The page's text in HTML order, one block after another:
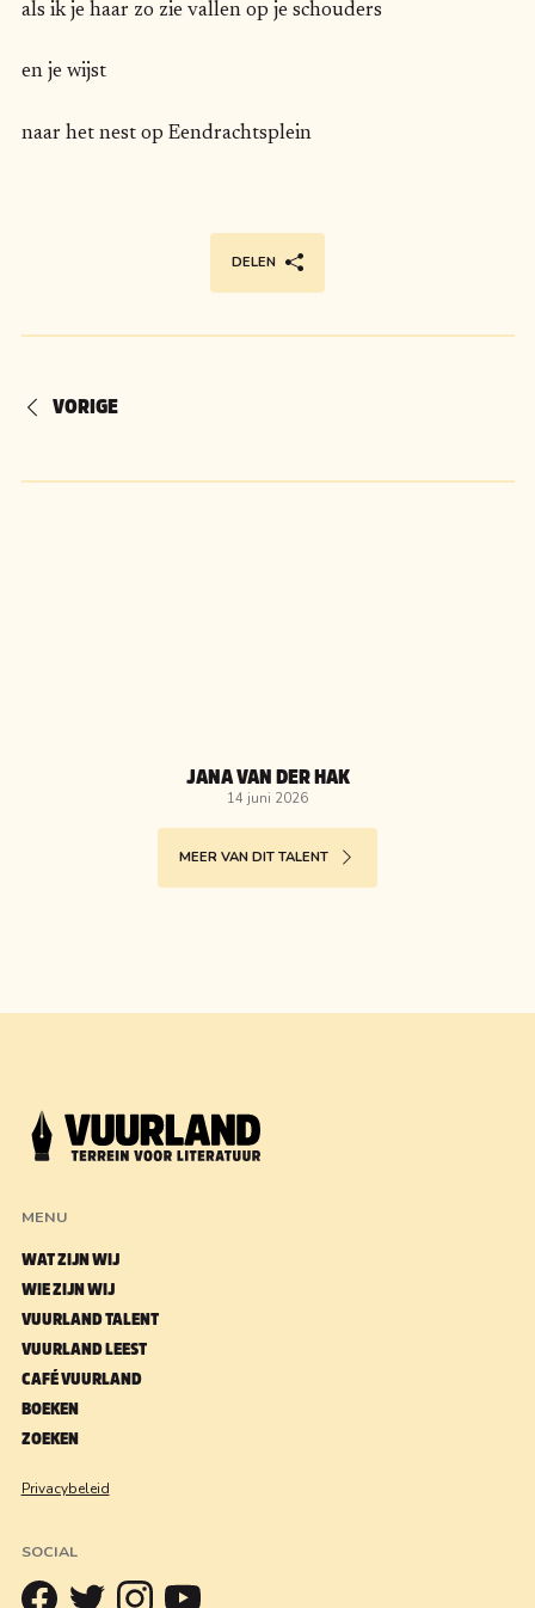
als ik je haar zo zie vallen op je schouders
en je wijst
naar het nest op Eendrachtsplein
DELEN
VORIGE
JANA VAN DER HAK
14 juni 2026
MEER VAN DIT TALENT
MENU
WAT ZIJN WIJ
WIE ZIJN WIJ
VUURLAND TALENT
VUURLAND LEEST
CAFÉ VUURLAND
BOEKEN
ZOEKEN
Privacybeleid
SOCIAL